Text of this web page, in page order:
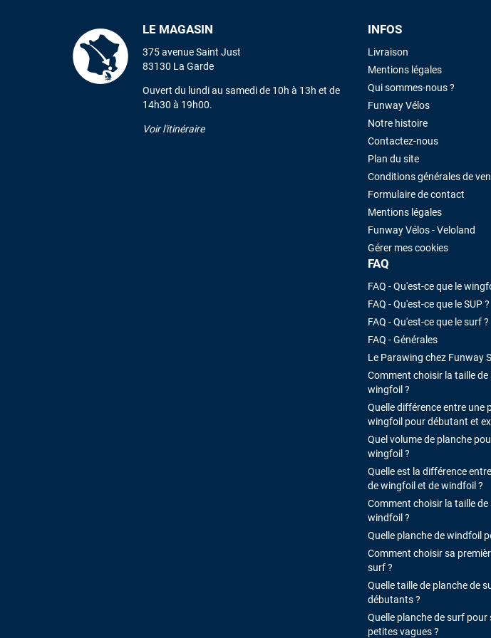
LE MAGASIN
375 avenue Saint Just
83130 La Garde
Ouvert du lundi au samedi de 10h à 13h et de
14h30 à 19h00.
Voir l'itinéraire
INFOS
Livraison
Mentions légales
Qui sommes-nous ?
Funway Vélos
Notre histoire
Contactez-nous
Plan du site
Conditions générales de
Formulaire de contact
Mentions légales
Funway Vélos - Veloland
Gérer mes cookies
FAQ
FAQ - Qu'est-ce que le
FAQ - Qu'est-ce que le SUP ?
FAQ - Qu'est-ce que le surf ?
FAQ - Générales
Le Parawing chez Funway
Comment choisir la taille de
wingfoil ?
Quelle différence entre une
wingfoil pour débutant et
Quel volume de planche
wingfoil ?
Quelle est la différence
de wingfoil et de windfoil ?
Comment choisir la taille de
windfoil ?
Quelle planche de windfoil
Comment choisir sa
surf ?
Quelle taille de planche de
débutants ?
Quelle planche de surf pour
petites vagues ?
Maronui RICHMOND
J'ai acheté une voile d'occasion
été rapide. La voile est arrivée en
VOIR TOUS LES AVIS